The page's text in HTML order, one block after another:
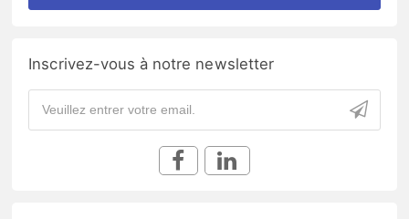
Inscrivez-vous à notre newsletter